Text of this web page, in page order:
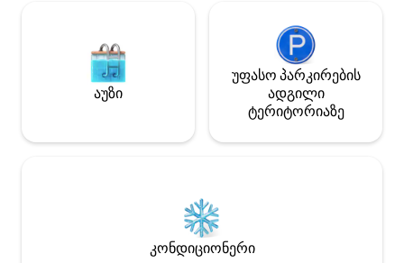
აუზი
უფასო პარკირების
ადგილი
ტერიტორიაზე
კონდიციონერი